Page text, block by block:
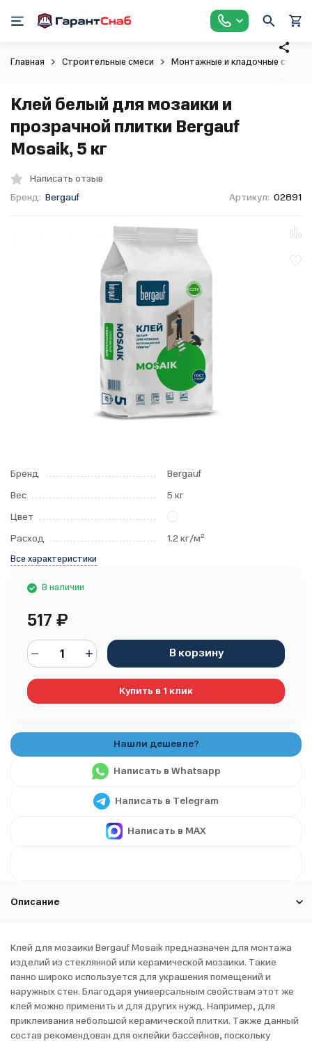
Главная Строительные смеси Монтажные и кладочные смеси
Клей белый для мозаики и
прозрачной плитки Bergauf
Mosaik, 5 кг
Написать отзыв
Бренд: Bergauf Артикул: 02891
Бренд
Bergauf
Вес
5 кг
Цвет
Расход
1.2 кг/м²
Все характеристики
В наличии
517 ₽
В корзину
Купить в 1 клик
Написать в Whatsapp
Написать в Telegram
Написать в MAX
Описание
Клей для мозаики Bergauf Mosaik предназначен для монтажа
изделий из стеклянной или керамической мозаики. Такие
панно широко используется для украшения помещений и
наружных стен. Благодаря универсальным свойствам этот же
клей можно применить и для других нужд. Например, для
приклеивания небольшой керамической плитки. Также данный
состав рекомендован для оклейки бассейнов, поскольку